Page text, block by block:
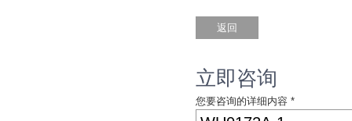
立即咨询
您要咨询的详细内容 *